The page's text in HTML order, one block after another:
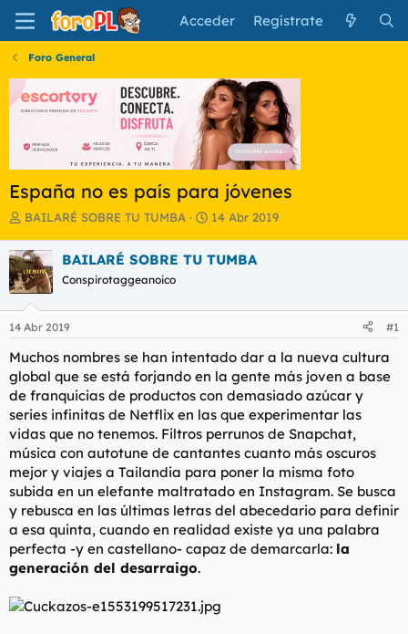
Acceder Regístrate
Foro General
España no es país para jóvenes
I
i
c
i
a
d
o
d
e
l
t
e
m
a
BAILARÉ SOBRE TU TUMBA
F
h
e
i
c
i
o
14 Abr 2019
BAILARÉ SOBRE TU TUMBA
Conspirotaggeanoico
14 Abr 2019 #1
Muchos nombres se han intentado dar a la nueva cultura
global que se está forjando en la gente más joven a base
de franquicias de productos con demasiado azúcar y
series infinitas de Netflix en las que experimentar las
vidas que no tenemos. Filtros perrunos de Snapchat,
música con autotune de cantantes cuanto más oscuros
mejor y viajes a Tailandia para poner la misma foto
subida en un elefante maltratado en Instagram. Se busca
y rebusca en las últimas letras del abecedario para definir
a esa quinta, cuando en realidad existe ya una palabra
perfecta -y en castellano- capaz de demarcarla: la
generación del desarraigo.